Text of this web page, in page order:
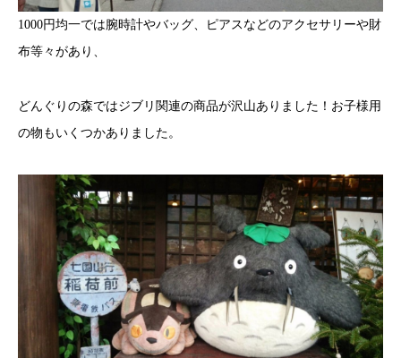
1000円均一では腕時計やバッグ、ピアスなどのアクセサリーや財
布等々があり、
どんぐりの森ではジブリ関連の商品が沢山ありました！お子様用
の物もいくつかありました。